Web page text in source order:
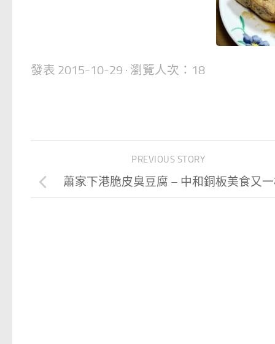
發表 2015-10-29 · 瀏覽人次：18
PREVIOUS STORY
蕭家下港脆皮臭豆腐 – 中和銅板美食又